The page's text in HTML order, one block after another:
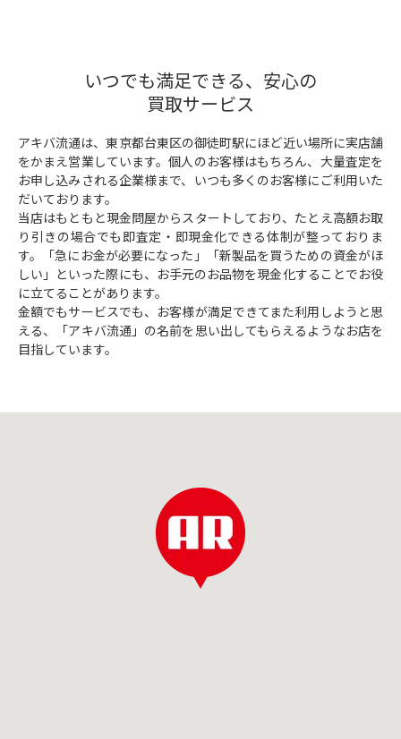
いつでも満足できる、安心の
買取サービス
アキバ流通は、東京都台東区の御徒町駅にほど近い場所に実店舗
をかまえ営業しています。個人のお客様はもちろん、大量査定を
お申し込みされる企業様まで、いつも多くのお客様にご利用いた
だいております。
当店はもともと現金問屋からスタートしており、たとえ高額お取
り引きの場合でも即査定・即現金化できる体制が整っておりま
す。「急にお金が必要になった」「新製品を買うための資金がほ
しい」といった際にも、お手元のお品物を現金化することでお役
に立てることがあります。
金額でもサービスでも、お客様が満足できてまた利用しようと思
える、「アキバ流通」の名前を思い出してもらえるようなお店を
目指しています。